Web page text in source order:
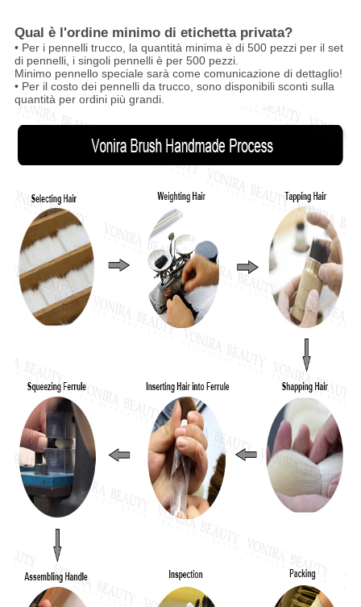
Qual è l'ordine minimo di etichetta privata?
• Per i pennelli trucco, la quantità minima è di 500 pezzi per il set
di pennelli, i singoli pennelli è per 500 pezzi.
Minimo pennello speciale sarà come comunicazione di dettaglio!
• Per il costo dei pennelli da trucco, sono disponibili sconti sulla
quantità per ordini più grandi.